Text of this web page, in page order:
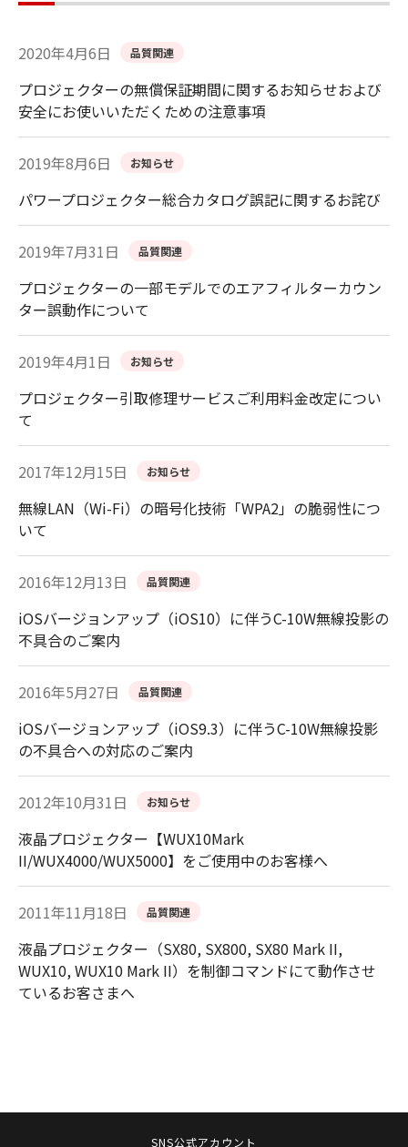
2020年4月6日 品質関連
プロジェクターの無償保証期間に関するお知らせおよび
安全にお使いいただくための注意事項
2019年8月6日 お知らせ
パワープロジェクター総合カタログ誤記に関するお詫び
2019年7月31日 品質関連
プロジェクターの一部モデルでのエアフィルターカウン
ター誤動作について
2019年4月1日 お知らせ
プロジェクター引取修理サービスご利用料金改定につい
て
2017年12月15日 お知らせ
無線LAN（Wi-Fi）の暗号化技術「WPA2」の脆弱性につ
いて
2016年12月13日 品質関連
iOSバージョンアップ（iOS10）に伴うC-10W無線投影の
不具合のご案内
2016年5月27日 品質関連
iOSバージョンアップ（iOS9.3）に伴うC-10W無線投影
の不具合への対応のご案内
2012年10月31日 お知らせ
液晶プロジェクター【WUX10Mark
II/WUX4000/WUX5000】をご使用中のお客様へ
2011年11月18日 品質関連
液晶プロジェクター（SX80, SX800, SX80 Mark II,
WUX10, WUX10 Mark II）を制御コマンドにて動作させ
ているお客さまへ
SNS公式アカウント